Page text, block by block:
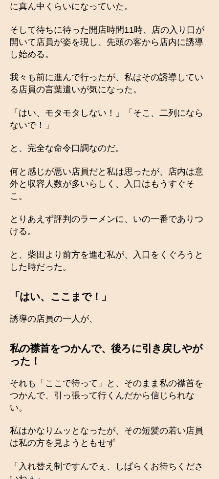
に真ん中くらいになっていた。
そして待ちに待った開店時間11時、店の入り口が
開いて店員が姿を現し、先頭の客から店内に誘導
し始める。
我々も前に進んで行ったが、私はその誘導してい
る店員の言葉遣いが気になった。
「はい、モタモタしない！」「そこ、二列になら
ないで！」
と、完全な命令口調なのだ。
何と感じが悪い店員だと私は思ったが、店内は意
外と収容人数が多いらしく、入口はもうすぐそ
こ。
とりあえず評判のラーメンに、いの一番でありつ
ける。
と、柴田より前方を進む私が、入口をくぐろうと
した時だった。
「はい、ここまで！」
誘導の店員の一人が、
私の襟首をつかんで、後ろに引き戻しやが
った ！
それも「ここで待って」と、そのまま私の襟首を
つかんで、引っ張って行くんだから信じられな
い。
私はかなりムッとなったが、その短髪の若い店員
は私の方を見ようともせず
「入れ替え制ですんでぇ、しばらくお待ちくださ